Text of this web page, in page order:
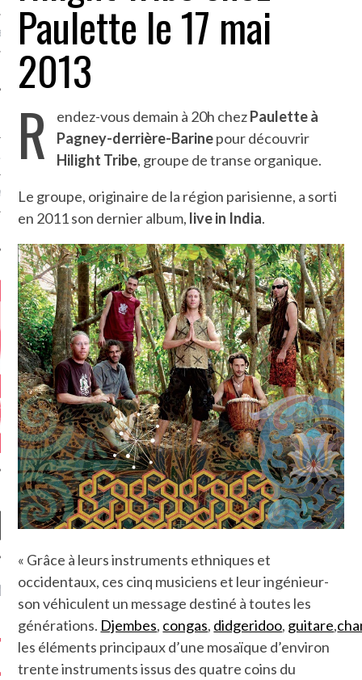
CRITIQUES
7.6
DUDE’S REV...
5.4
CLAN – A BE...
Paulette le 17 mai
2013
R endez-vous demain à 20h chezPaulette à
Pagney-derrière-Barinepour découvrir
Hilight Tribe, groupe de transe organique.
Le groupe, originaire de la région parisienne, a sorti
en 2011 son dernier album, live in India.
« Grâce à leurs instruments ethniques et
occidentaux, ces cinq musiciens et leur ingénieur-
son véhiculent un message destiné à toutes les
générations. Djembes, congas, didgeridoo, guitare,
les éléments principaux d’une mosaïque d’environ
trente instruments issus des quatre coins du